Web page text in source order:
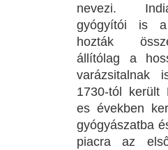
nevezi.
gyógyítói is
hozták
állítólag a
varázsitalnak
1730-tól került
es években
gyógyászatba
piacra az